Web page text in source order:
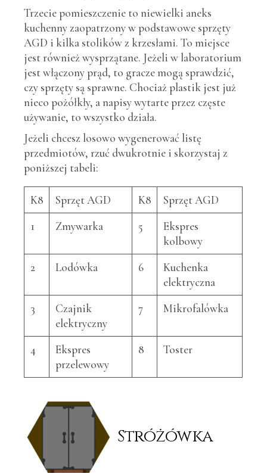
Trzecie pomieszczenie to niewielki aneks
kuchenny zaopatrzony w podstawowe sprzęty
AGD i kilka stolików z krzesłami. To miejsce
jest również wysprzątane. Jeżeli w laboratorium
jest włączony prąd, to gracze mogą sprawdzić,
czy sprzęty są sprawne. Chociaż plastik jest już
nieco pożółkły, a napisy wytarte przez częste
używanie, to wszystko działa.
Jeżeli chcesz losowo wygenerować listę
przedmiotów, rzuć dwukrotnie i skorzystaj z
poniższej tabeli:
K8 Sprzęt AGD K8
Sprzęt AGD
1
Zmywarka 5
Ekspres
kolbowy
2
Lodówka 6
Kuchenka
elektryczna
3
Czajnik
elektryczny
7 Mikrofalówka
4
Ekspres
przelewowy
8 Toster
Stróżówka